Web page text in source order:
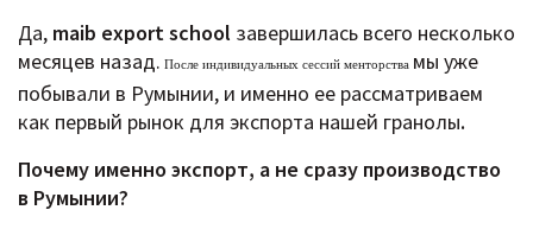
Да, maib export school завершилась всего несколько
месяцев назад. После индивидуальных сессий менторства мы уже
побывали в Румынии, и именно ее рассматриваем
как первый рынок для экспорта нашей гранолы.
Почему именно экспорт, а не сразу производство
в Румынии?